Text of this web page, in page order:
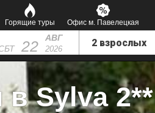
Горящие туры Офис м. Павелецкая
22 АВГ
2026
в Sylva 2**